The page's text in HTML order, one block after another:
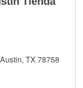
TX 78758